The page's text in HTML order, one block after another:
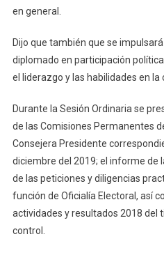
en general.
Dijo que también que se
diplomado en participación
el liderazgo y las habilidades en la
Durante la Sesión Ordinaria se
de las Comisiones Permanentes
Consejera Presidente
diciembre del 2019; el informe de
de las peticiones y diligencias
función de Oficialía Electoral, así
actividades y resultados 2018 del
control.